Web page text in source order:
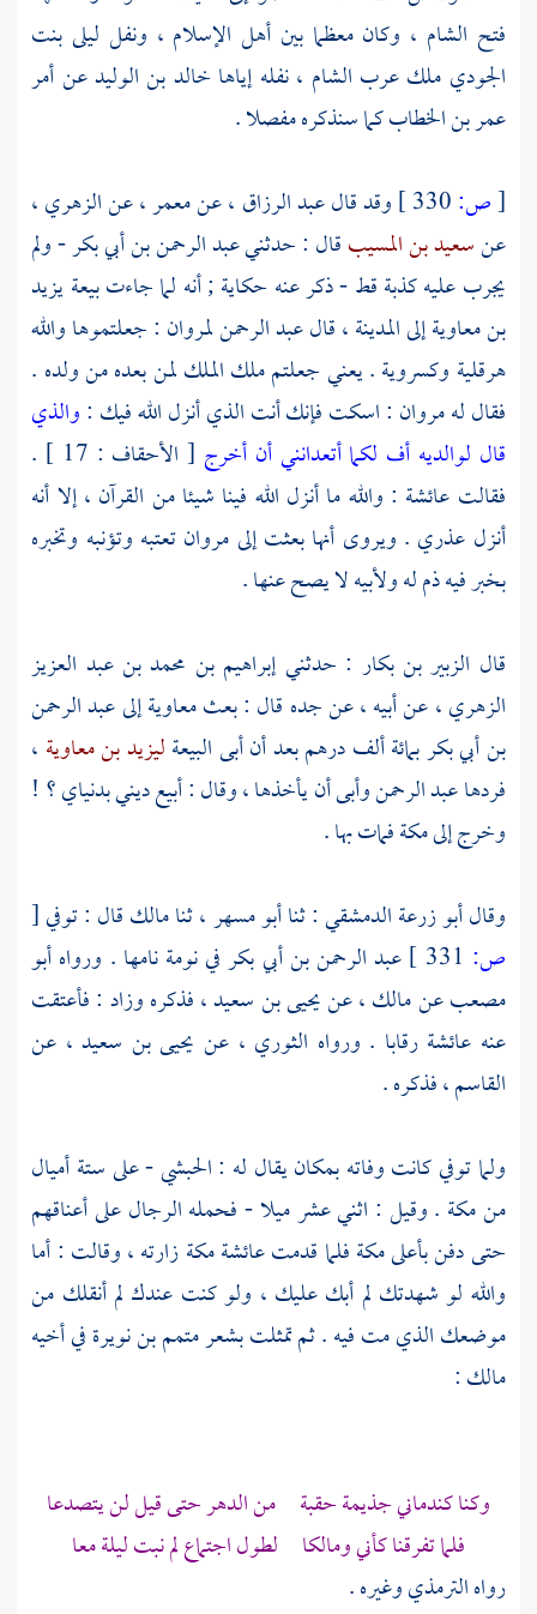
فتح الشام ، وكان معظما بين أهل الإسلام ، ونفل ليلى بنت
الجودي ملك عرب الشام ، نفله إياها خالد بن الوليدعن أمر
عمر بن الخطابكما سنذكره مفصلا .
[ص: وقد قالعبد الرزاق ، عنمعمر، عنالزهري،
عنسعيد بن المسيبقال : حدثنيعبد الرحمن بن أبي بكر- ولم
يجرب عليه كذبة قط - ذكر عنه حكاية ; أنه لما جاءت بيعةيزيد
بن معاويةإلىالمدينة، قالعبد الرحمنلمروان : جعلتموها والله
هرقلية وكسروية . يعني جعلتم ملك الملك لمن بعده من ولده .
فقال لهمروان : اسكت فإنك أنت الذي أنزل الله فيك :والذي
قال لوالديه أف لكما أتعدانني أن أخرج
[ الأحقاف : 17 ] .
فقالت عائشة : والله ما أنزل الله فينا شيئا من القرآن ، إلا أنه
أنزل عذري . ويروى أنها بعثت إلىمروانتعتبه وتؤنبه وتخبره
بخبر فيه ذم له ولأبيه لا يصح عنها .
قال الزبير بن بكار : حدثنيإبراهيم بن محمد بن عبد العزيز
الزهري، عن أبيه ، عن جده قال : بعثمعاويةإلىعبد الرحمن
بن أبي بكربمائة ألف درهم بعد أن أبى البيعةليزيد بن معاوية ،
فردهاعبد الرحمنوأبى أن يأخذها ، وقال : أبيع ديني بدنياي ؟ !
وخرج إلىمكةفمات بها .
وقالأبو زرعة الدمشقي: ثناأبو مسهر، ثنامالكقال : توفي[
ص:
عبد الرحمن بن أبي بكرفي نومة نامها . ورواهأبو
مصعبعنمالك، عنيحيى بن سعيد، فذكره وزاد : فأعتقت
عنه عائشةرقابا . ورواه الثوري ، عن يحيى بن سعيد ، عن
القاسم، فذكره .
ولما توفي كانت وفاته بمكان يقال له : الحبشي - على ستة أميال
منمكة . وقيل : اثني عشر ميلا - فحمله الرجال على أعناقهم
حتى دفن بأعلىمكةفلما قدمتعائشةمكةزارته ، وقالت : أما
والله لو شهدتك لم أبك عليك ، ولو كنت عندك لم أنقلك من
موضعك الذي مت فيه . ثم تمثلت بشعرمتمم بن نويرةفي أخيه
مالك:
وكنا كندمانيجذيمةحقبة من الدهر حتى قيل لن يتصدعا
فلما تفرقنا كأنيومالكا لطول اجتماع لم نبت ليلة معا
رواهالترمذيوغيره .